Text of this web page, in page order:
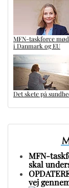
MFN-taskforce
i Danmark og EU
Det skete på
MFN-
skal
vej